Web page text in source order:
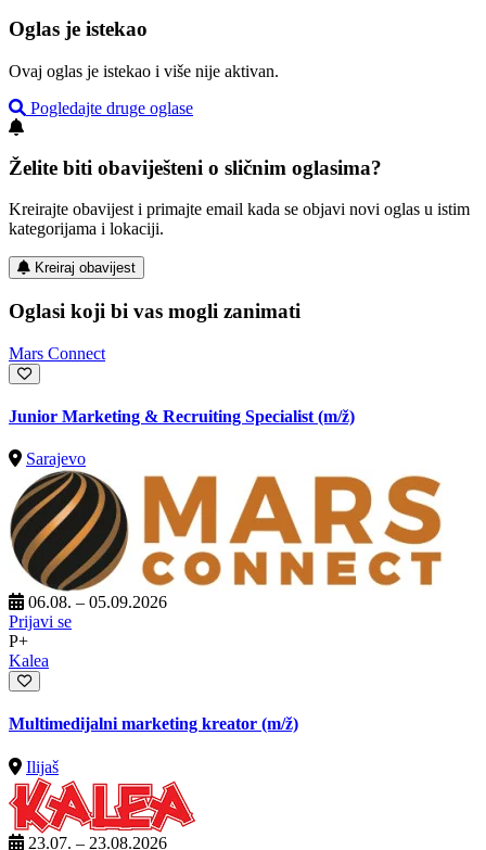
Oglas je istekao
Ovaj oglas je istekao i više nije aktivan.
Pogledajte druge oglase
Želite biti obaviješteni o sličnim oglasima?
Kreirajte obavijest i primajte email kada se objavi novi oglas u istim
kategorijama i lokaciji.
Kreiraj obavijest
Oglasi koji bi vas mogli zanimati
Mars Connect
Junior Marketing & Recruiting Specialist (m/ž)
Sarajevo
06.08. – 05.09.2026
Prijavi se
P+
Kalea
Multimedijalni marketing kreator (m/ž)
Ilijaš
23.07. – 23.08.2026